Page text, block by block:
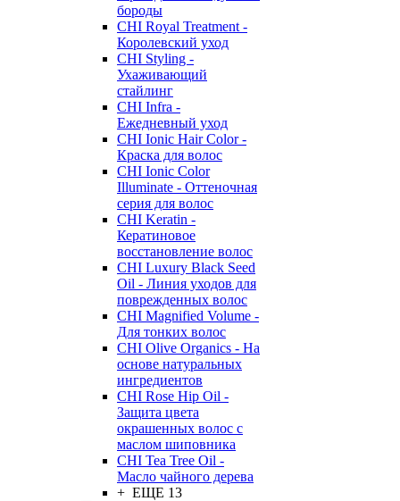
бороды
CHI Royal Treatment -
Королевский уход
CHI Styling -
Ухаживающий
стайлинг
CHI Infra -
Ежедневный уход
CHI Ionic Hair Color -
Краска для волос
CHI Ionic Color
Illuminate - Оттеночная
серия для волос
CHI Keratin -
Кератиновое
восстановление волос
CHI Luxury Black Seed
Oil - Линия уходов для
поврежденных волос
CHI Magnified Volume -
Для тонких волос
CHI Olive Organics - На
основе натуральных
ингредиентов
CHI Rose Hip Oil -
Защита цвета
окрашенных волос с
маслом шиповника
CHI Tea Tree Oil -
Масло чайного дерева
+ ЕЩЕ 13